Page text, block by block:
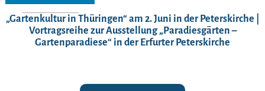
„Gartenkultur in Thüringen“ am 2. Juni in der Peterskirche |
Vortragsreihe zur Ausstellung „Paradiesgärten –
Gartenparadiese“ in der Erfurter Peterskirche